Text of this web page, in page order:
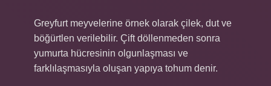
Greyfurt meyvelerine örnek olarak çilek, dut ve
böğürtlen verilebilir. Çift döllenmeden sonra
yumurta hücresinin olgunlaşması ve
farklılaşmasıyla oluşan yapıya tohum denir.